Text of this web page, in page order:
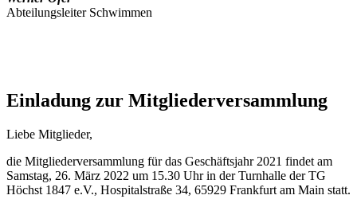
Abteilungsleiter Schwimmen
Einladung zur Mitgliederversammlung
Liebe Mitglieder,
die Mitgliederversammlung für das Geschäftsjahr 2021 findet am
Samstag, 26. März 2022 um 15.30 Uhr in der Turnhalle der TG
Höchst 1847 e.V., Hospitalstraße 34, 65929 Frankfurt am Main statt.